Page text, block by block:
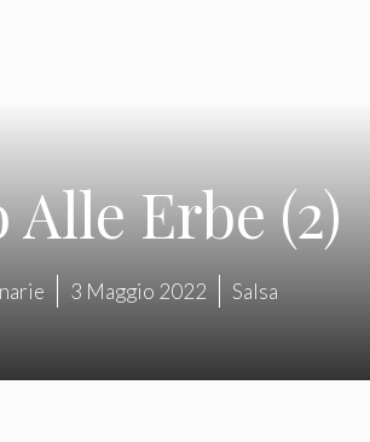
Alle Erbe (2)
3 Maggio 2022 Salsa